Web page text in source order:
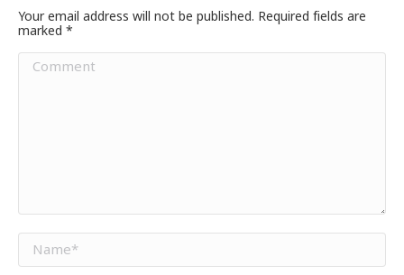
Your email address will not be published. Required fields are
marked *
Comment
Name *